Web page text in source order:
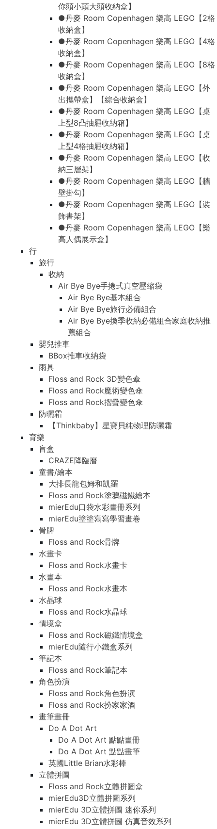
你頭小頭大頭收納盒】
●丹麥 Room Copenhagen 樂高 LEGO【2格
收納盒】
●丹麥 Room Copenhagen 樂高 LEGO【4格
收納盒】
●丹麥 Room Copenhagen 樂高 LEGO【8格
收納盒】
●丹麥 Room Copenhagen 樂高 LEGO【外
出攜帶盒】【綜合收納盒】
●丹麥 Room Copenhagen 樂高 LEGO【桌
上型8凸抽屜收納箱】
●丹麥 Room Copenhagen 樂高 LEGO【桌
上型4格抽屜收納箱】
●丹麥 Room Copenhagen 樂高 LEGO【收
納三層架】
●丹麥 Room Copenhagen 樂高 LEGO【牆
壁掛勾】
●丹麥 Room Copenhagen 樂高 LEGO【裝
飾書架】
●丹麥 Room Copenhagen 樂高 LEGO【樂
高人偶展示盒】
行
旅行
收納
Air Bye Bye手捲式真空壓縮袋
Air Bye Bye基本組合
Air Bye Bye旅行必備組合
Air Bye Bye換季收納必備組合家庭收納推
薦組合
嬰兒推車
BBox推車收納袋
雨具
Floss and Rock 3D變色傘
Floss and Rock魔術變色傘
Floss and Rock摺疊變色傘
防曬霜
【Thinkbaby】星寶貝純物理防曬霜
育樂
盲盒
CRAZE降臨曆
童書/繪本
大排長龍包姆和凱羅
Floss and Rock塗鴉磁鐵繪本
mierEdu口袋水彩畫冊系列
mierEdu塗塗寫寫學習畫卷
骨牌
Floss and Rock骨牌
水畫卡
Floss and Rock水畫卡
水畫本
Floss and Rock水畫本
水晶球
Floss and Rock水晶球
情境盒
Floss and Rock磁鐵情境盒
mierEdu隨行小鐵盒系列
筆記本
Floss and Rock筆記本
角色扮演
Floss and Rock角色扮演
Floss and Rock扮家家酒
畫筆畫冊
Do A Dot Art
Do A Dot Art 點點畫冊
Do A Dot Art 點點畫筆
英國Little Brian水彩棒
立體拼圖
Floss and Rock立體拼圖盒
mierEdu3D立體拼圖系列
mierEdu 3D立體拼圖 迷你系列
mierEdu 3D立體拼圖 仿真音效系列